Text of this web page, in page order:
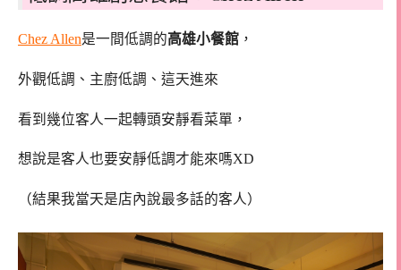
Chez Allen是一間低調的高雄小餐館 ，
外觀低調、主廚低調、這天進來
看到幾位客人一起轉頭安靜看菜單，
想說是客人也要安靜低調才能來嗎XD
（結果我當天是店內說最多話的客人）